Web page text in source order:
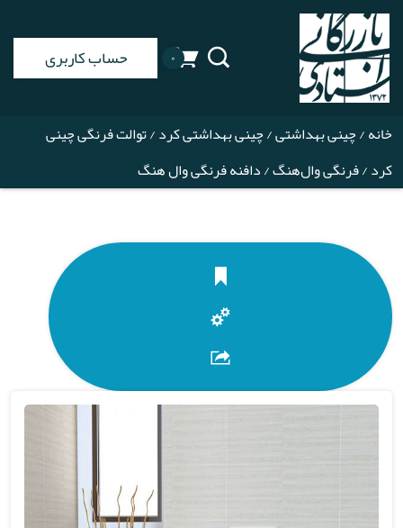
۰ حساب کاربری
خانه/چینی بهداشتی/چینی بهداشتی کرد/توالت فرنگی چینی
کرد/فرنگی وال‌هنگ/ دافنه فرنگی وال هنگ